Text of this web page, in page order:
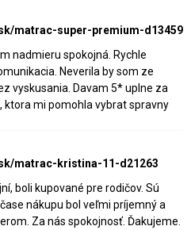
matrac-super-premium-d13459
nadmieru spokojná. Rychle
Neverila by som ze
vyskusania. Davam 5* uplne za
ktora mi pomohla vybrat spravny
matrac-kristina-11-d21263
boli kupované pre rodičov. Sú
nákupu bol veľmi príjemný a
Za nás spokojnosť. Ďakujeme.